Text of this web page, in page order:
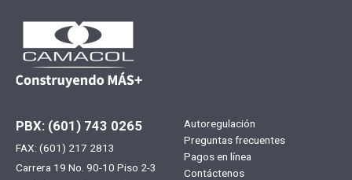
PBX: (601) 743 0265
FAX: (601) 217 2813
Carrera 19 No. 90-10 Piso 2-3
Menú
footer
Autoregulación
Preguntas frecuentes
Pagos en línea
Contáctenos